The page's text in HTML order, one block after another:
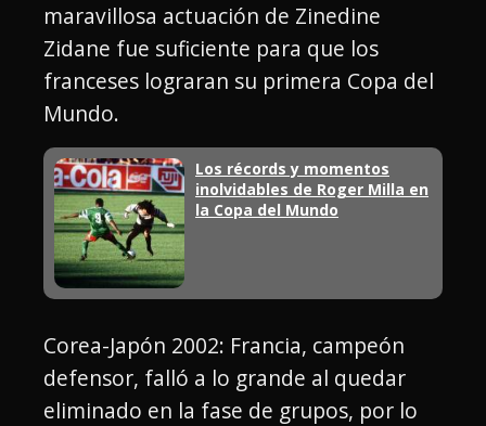
maravillosa actuación de Zinedine
Zidane fue suficiente para que los
franceses lograran su primera Copa del
Mundo.
Los récords y momentos
inolvidables de Roger Milla en
la Copa del Mundo
Corea-Japón 2002: Francia, campeón
defensor, falló a lo grande al quedar
eliminado en la fase de grupos, por lo